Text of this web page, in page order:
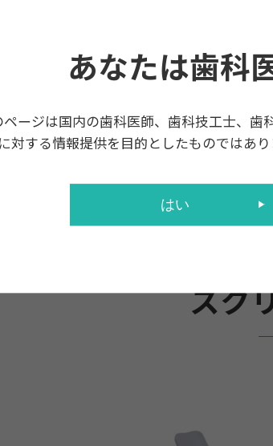
あなたは歯科
ページは国内の歯科医師、歯科技工士、歯
対する情報提供を目的としたものではあ
はい
インプラント＆矯正関連商品 スクリーニン
スク